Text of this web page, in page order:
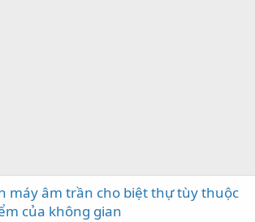
máy âm trần cho biệt thự tùy thuộc
của không gian